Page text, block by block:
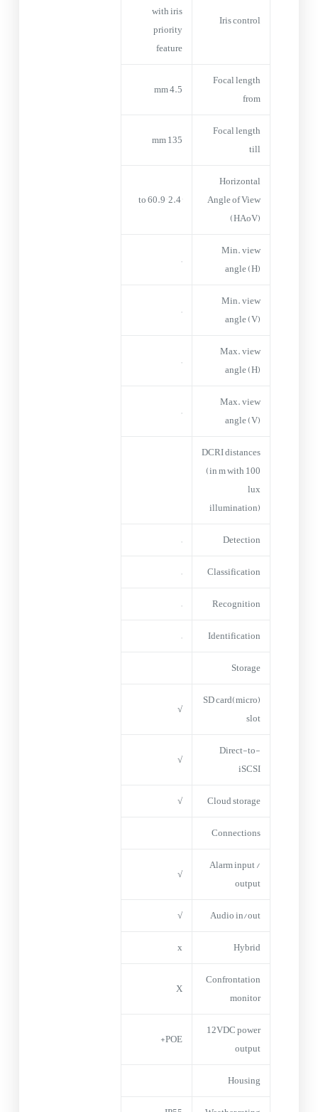
Iris control
with iris
priority
feature
Focal length
from
4.5 mm
Focal length
till
135 mm
Horizontal
Angle of View
(HAoV)
2.4° to 60.9°
Min. view
angle (H)
–
Min. view
angle (V)
–
Max. view
angle (H)
–
Max. view
angle (V)
–
DCRI distances
(in m with 100
lux
illumination)
Detection
–
Classification
–
Recognition
–
Identification
–
Storage
(micro)SD card
slot
√
Direct-to-
iSCSI
√
Cloud storage
√
Connections
Alarm input /
output
√
Audio in/out
√
Hybrid
x
Confrontation
monitor
X
12VDC power
output
POE+
Housing